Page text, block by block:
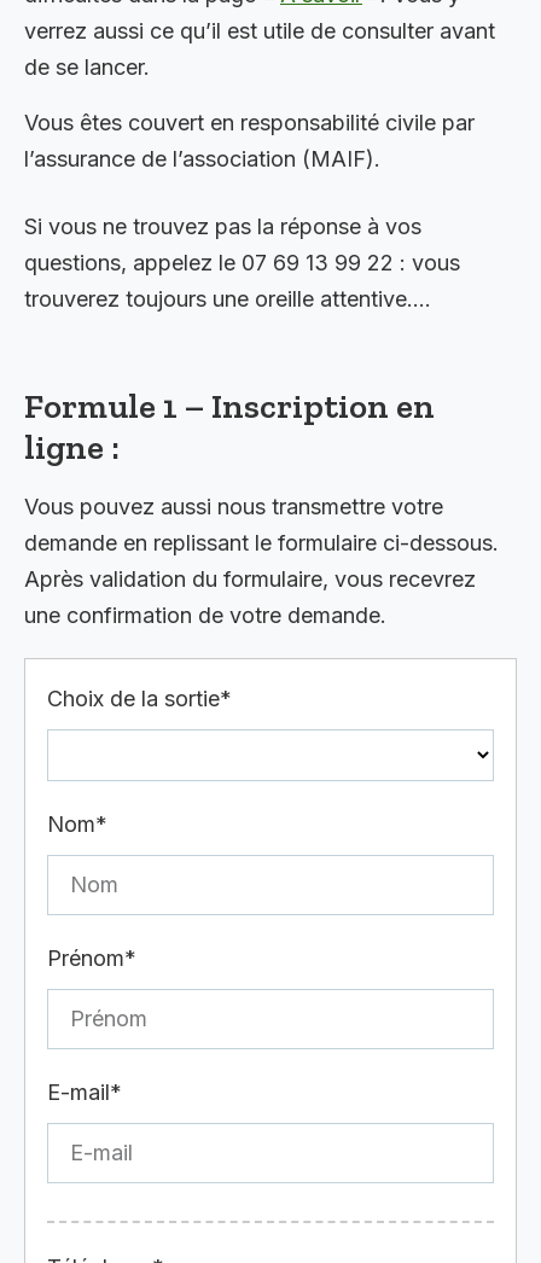
verrez aussi ce qu’il est utile de consulter avant
de se lancer.
Vous êtes couvert en responsabilité civile par
l’assurance de l’association (MAIF).
Si vous ne trouvez pas la réponse à vos
questions, appelez le 07 69 13 99 22 : vous
trouverez toujours une oreille attentive….
Formule 1 – Inscription en
ligne :
Vous pouvez aussi nous transmettre votre
demande en replissant le formulaire ci-dessous.
Après validation du formulaire, vous recevrez
une confirmation de votre demande.
Choix de la sortie*
Nom*
Prénom*
E-mail*